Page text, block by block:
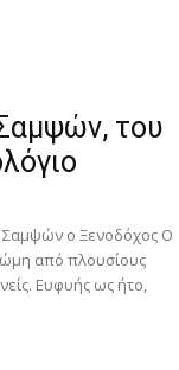
του
Σαμψών ο Ξενοδόχος Ο
από πλουσίους
Ευφυής ως ήτο,